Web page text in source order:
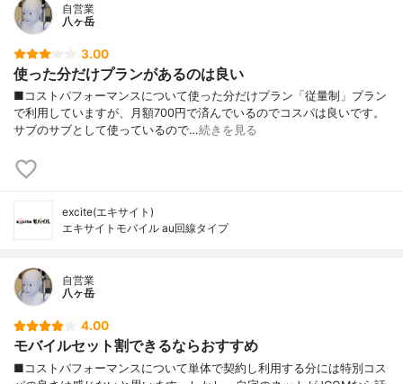
自営業
八ヶ岳
3.00
使った分だけプランがあるのは良い
■コストパフォーマンスについて使った分だけプラン「従量制」プラン
で利用していますが、月額700円で済んでいるのでコスパは良いです。
サブのサブとして使っているので…続きを見る
excite(エキサイト)
エキサイトモバイル au回線タイプ
自営業
八ヶ岳
4.00
モバイルセット割できるならおすすめ
■コストパフォーマンスについて単体で契約し利用する分には特別コス